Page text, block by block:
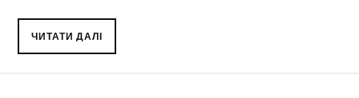
ЧИТАТИ ДАЛІ